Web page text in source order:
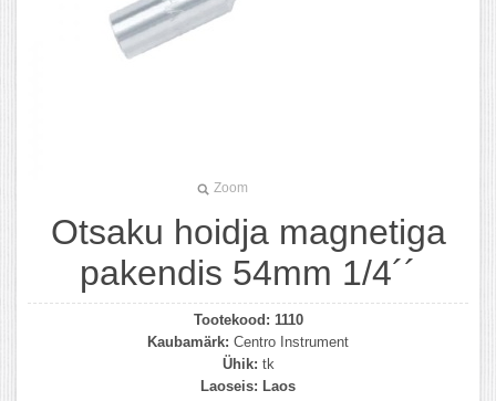
Zoom
Otsaku hoidja magnetiga
pakendis 54mm 1/4´´
Tootekood: 1110
Kaubamärk: Centro Instrument
Ühik: tk
Laoseis: Laos